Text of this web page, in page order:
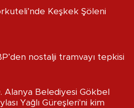
Keşkek Şöleni
nostalji tramvayı tepkisi
Alanya Belediyesi Gökbel
Yağlı Güreşleri'ni kim